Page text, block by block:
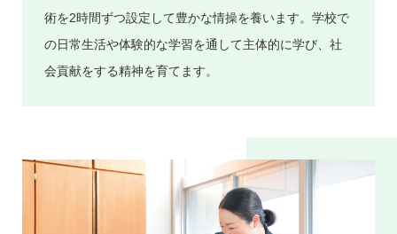
術を2時間ずつ設定して豊かな情操を養います。学校で
の日常生活や体験的な学習を通して主体的に学び、社
会貢献をする精神を育てます。